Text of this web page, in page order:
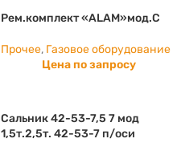
Рем.комплект «ALAM»мод.С
Прочее, Газовое оборудование
Цена по запросу
Сальник 42-53-7,5 7 мод
1,5т.2,5т. 42-53-7 п/оси